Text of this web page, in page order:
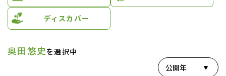
ディスカバー
奥田悠史 を選択中
公開年